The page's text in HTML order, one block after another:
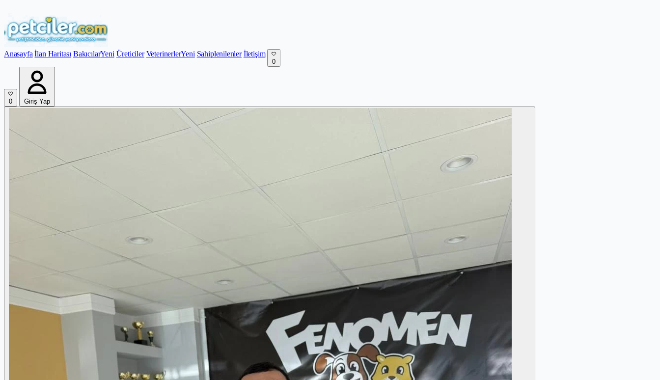
Anasayfa İlan Haritası BakıcılarYeni Üreticiler VeterinerlerYeni Sahiplenilenler İletişim
0
0 Giriş Yap